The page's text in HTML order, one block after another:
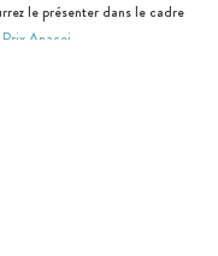
le présenter dans le cadre
Anacej